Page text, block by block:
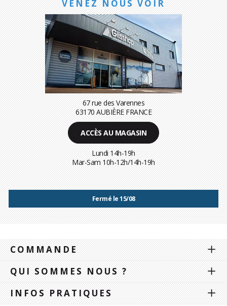
VENEZ NOUS VOIR
67 rue des Varennes
63170 AUBIÈRE FRANCE
ACCÈS AU MAGASIN
Lundi 14h-19h
Mar-Sam 10h-12h/14h-19h
Fermé le 15/08
COMMANDE
QUI SOMMES NOUS ?
INFOS PRATIQUES